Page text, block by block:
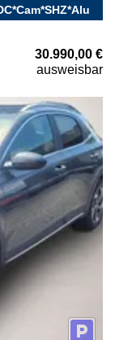
30.990,00 €
ausweisbar